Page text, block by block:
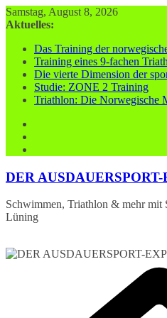
Zum
Inhalt
Samstag, August 8, 2026
Aktuelles:
Das Training der
Training eines 9-fachen
Die vierte Dimension der
Studie: ZONE 2 Training
Triathlon: Die Norwegische
DER
Schwimmen, Triathlon & mehr mit
Lüning